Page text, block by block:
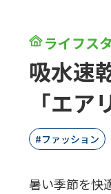
ライフス
吸水速
「エア
ファッション
暑い季節を快